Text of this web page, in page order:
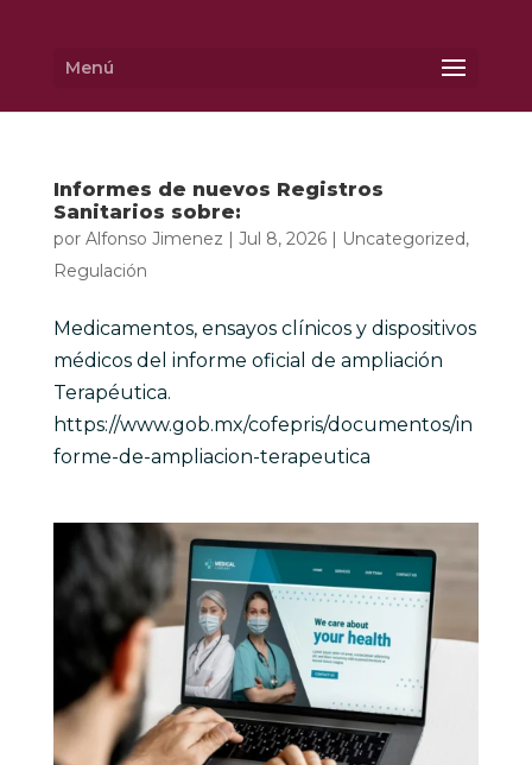
Menú
Informes de nuevos Registros
Sanitarios sobre:
por Alfonso Jimenez | Jul 8, 2026| Uncategorized,
Regulación
Medicamentos, ensayos clínicos y dispositivos
médicos del informe oficial de ampliación
Terapéutica.
https://www.gob.mx/cofepris/documentos/in
forme-de-ampliacion-terapeutica